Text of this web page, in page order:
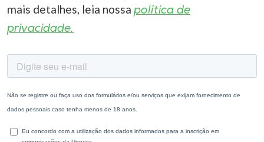
mais detalhes, leia nossa política de
privacidade.